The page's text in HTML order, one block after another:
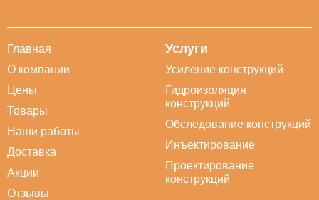
Главная
О компании
Цены
Товары
Наши работы
Доставка
Акции
Отзывы
Услуги
Усиление конструкций
Гидроизоляция
конструкций
Обследование конструкций
Инъектирование
Проектирование
конструкций